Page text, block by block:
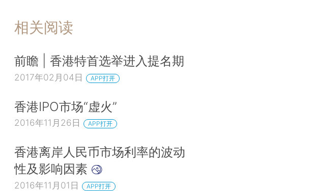
相关阅读
前瞻 | 香港特首选举进入提名期
2017年02月04日 APP打开
香港IPO市场“虚火”
2016年11月26日 APP打开
香港离岸人民币市场利率的波动
性及影响因素
2016年11月01日 APP打开